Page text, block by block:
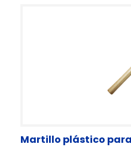
Martillo plástico